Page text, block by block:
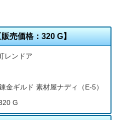
売価格：320 G】
レンドア
金ギルド 素材屋ナディ（E-5）
G